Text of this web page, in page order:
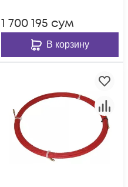
1 700 195 сум
В корзину